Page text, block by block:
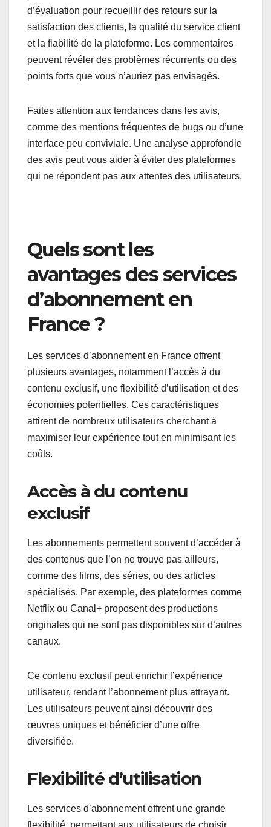
d’évaluation pour recueillir des retours sur la
satisfaction des clients, la qualité du service client
et la fiabilité de la plateforme. Les commentaires
peuvent révéler des problèmes récurrents ou des
points forts que vous n’auriez pas envisagés.
Faites attention aux tendances dans les avis,
comme des mentions fréquentes de bugs ou d’une
interface peu conviviale. Une analyse approfondie
des avis peut vous aider à éviter des plateformes
qui ne répondent pas aux attentes des utilisateurs.
Quels sont les
avantages des services
d’abonnement en
France ?
Les services d’abonnement en France offrent
plusieurs avantages, notamment l’accès à du
contenu exclusif, une flexibilité d’utilisation et des
économies potentielles. Ces caractéristiques
attirent de nombreux utilisateurs cherchant à
maximiser leur expérience tout en minimisant les
coûts.
Accès à du contenu
exclusif
Les abonnements permettent souvent d’accéder à
des contenus que l’on ne trouve pas ailleurs,
comme des films, des séries, ou des articles
spécialisés. Par exemple, des plateformes comme
Netflix ou Canal+ proposent des productions
originales qui ne sont pas disponibles sur d’autres
canaux.
Ce contenu exclusif peut enrichir l’expérience
utilisateur, rendant l’abonnement plus attrayant.
Les utilisateurs peuvent ainsi découvrir des
œuvres uniques et bénéficier d’une offre
diversifiée.
Flexibilité d’utilisation
Les services d’abonnement offrent une grande
flexibilité, permettant aux utilisateurs de choisir